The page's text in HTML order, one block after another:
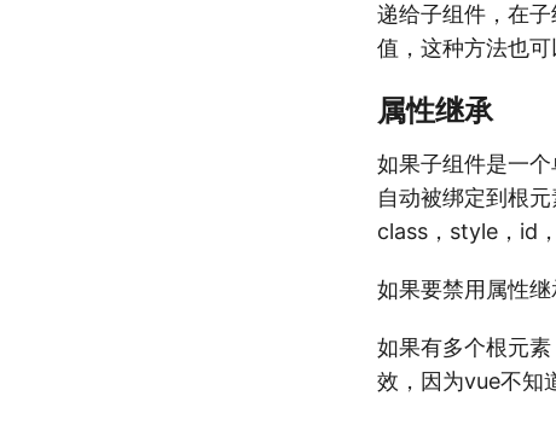
递给子组件，在
值，这种方法也可
属性继承
如果子组件是一
自动被绑定到根
class，style，id
如果要禁用属性
如果有多个根元
效，因为vue不知